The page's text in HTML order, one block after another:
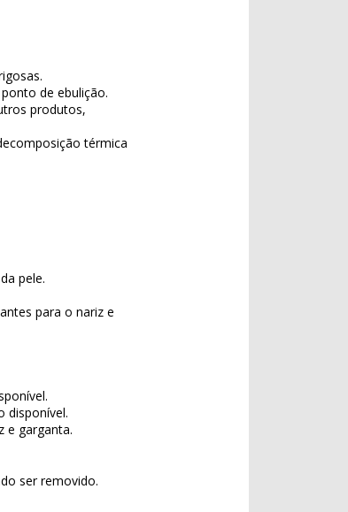
de ebulição.
produtos,
térmica
pele.
para o nariz e
disponível.
e garganta.
ser removido.